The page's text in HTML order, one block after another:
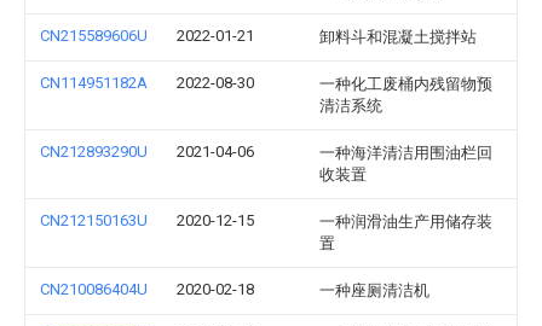
CN215589606U 2022-01-21 卸料斗和混凝土搅拌站
CN114951182A 2022-08-30
一种化工废桶内残留物预
清洁系统
CN212893290U 2021-04-06
一种海洋清洁用围油栏回
收装置
CN212150163U 2020-12-15
一种润滑油生产用储存装
置
CN210086404U 2020-02-18 一种座厕清洁机